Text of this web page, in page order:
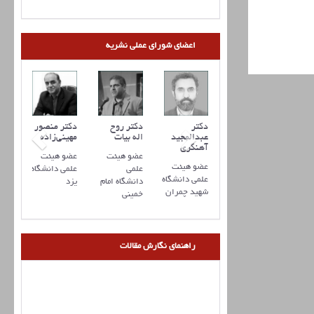
اعضای شورای عملی نشریه
دکتر منصور
مهینی‌زاده
عضو هیئت
علمی دانشگاه
یزد
دکتر روح
اله بیات
عضو هیئت
علمی
دانشگاه امام
خمینی
دکتر
عبدالمجید
آهنگری
عضو هیئت
علمی دانشگاه
شهید چمران
راهنمای نگارش مقالات